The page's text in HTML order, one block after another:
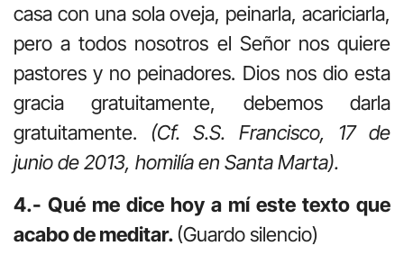
casa con una sola oveja, peinarla, acariciarla,
pero a todos nosotros el Señor nos quiere
pastores y no peinadores. Dios nos dio esta
gracia gratuitamente, debemos darla
gratuitamente. (Cf. S.S. Francisco, 17 de
junio de 2013, homilía en Santa Marta).
4.- Qué me dice hoy a mí este texto que
acabo de meditar.(Guardo silencio)